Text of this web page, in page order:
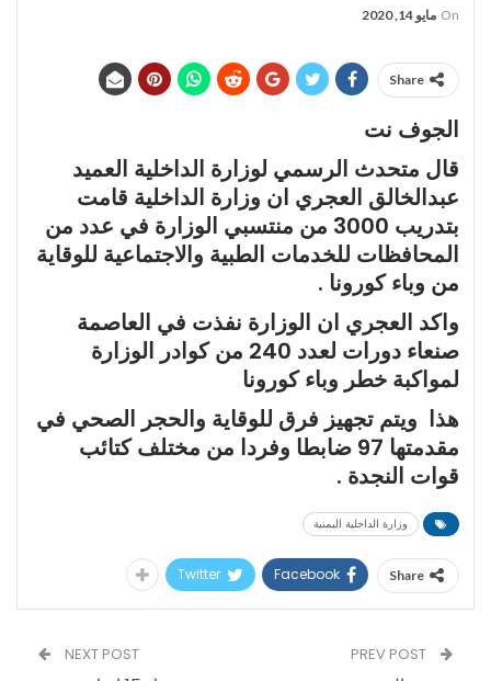
On مايو 14, 2020
Share
الجوف نت
قال متحدث الرسمي لوزارة الداخلية العميد
عبدالخالق العجري ان وزارة الداخلية قامت
بتدريب 3000 من منتسبي الوزارة في عدد من
المحافظات للخدمات الطبية والاجتماعية للوقاية
من وباء كورونا .
واكد العجري ان الوزارة نفذت في العاصمة
صنعاء دورات لعدد 240 من كوادر الوزارة
لمواكبة خطر وباء كورونا
هذا ويتم تجهيز فرق للوقاية والحجر الصحي في
مقدمتها 97 ضابطا وفردا من مختلف كتائب
قوات النجدة .
وزارة الداخلية اليمنية
Share
Facebook
Twitter
NEXT POST